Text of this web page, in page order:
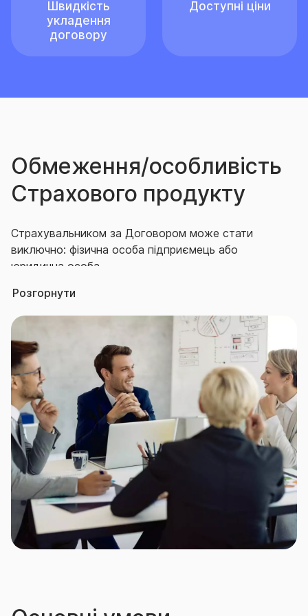
Швидкість
укладення
договору
Доступні ціни
Обмеження/особливість
Страхового продукту
Страхувальником за Договором може стати
виключно: фізична особа підприємець або
юридична особа.
Договір укладається для майна, яке розташовано
виключно на території України. Не може бути
об’єктом Договору страхування:
будь-яке майно, яке знаходиться в заставі або
лізингу;
земельні ділянки;
будівлі, конструкція яких виготовлена з
дерева та рухоме майно в них, строк
експлуатації яких становить понад 10 років;
будь-які будинки/споруди/приміщення та
майно, що знаходиться в них, якщо вони:
підлягають знесенню – з моменту офіційної
заяви або розпорядження влади; в аварійному
стані;
будь-які будинки/споруди/ приміщення, що
Розгорнути